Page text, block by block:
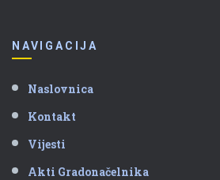
NAVIGACIJA
Naslovnica
Kontakt
Vijesti
Akti Gradonačelnika